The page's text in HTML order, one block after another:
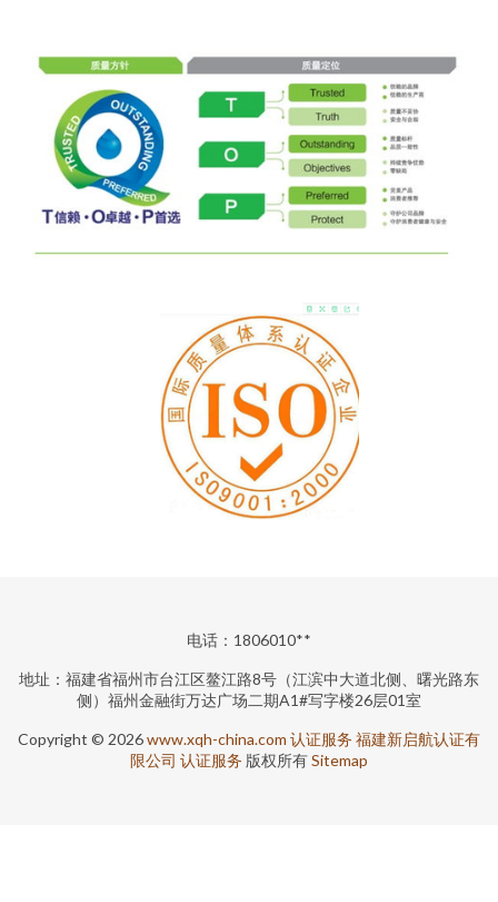
电话：1806010**
地址：福建省福州市台江区鳌江路8号（江滨中大道北侧、曙光路东
侧）福州金融街万达广场二期A1#写字楼26层01室
Copyright © 2026www.xqh-china.com 认证服务 福建新启航认证有
限公司 认证服务 版权所有Sitemap